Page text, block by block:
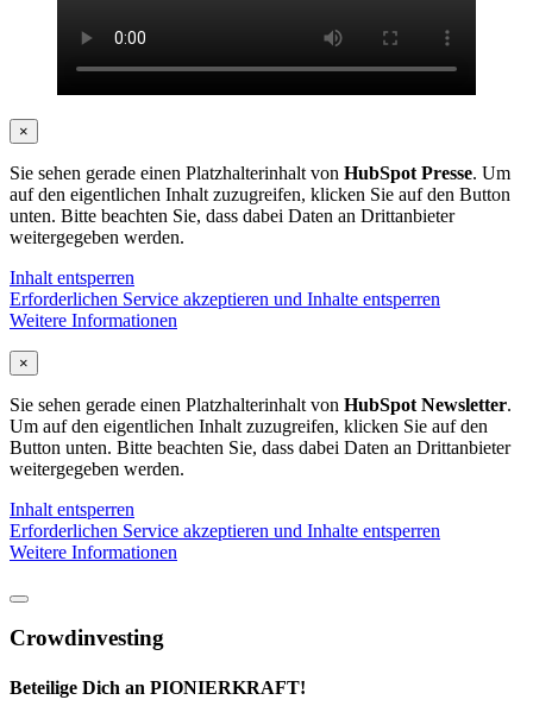
×
Sie sehen gerade einen Platzhalterinhalt von HubSpot Presse. Um
auf den eigentlichen Inhalt zuzugreifen, klicken Sie auf den Button
unten. Bitte beachten Sie, dass dabei Daten an Drittanbieter
weitergegeben werden.
Inhalt entsperren
Erforderlichen Service akzeptieren und Inhalte entsperren
Weitere Informationen
×
Sie sehen gerade einen Platzhalterinhalt von HubSpot Newsletter.
Um auf den eigentlichen Inhalt zuzugreifen, klicken Sie auf den
Button unten. Bitte beachten Sie, dass dabei Daten an Drittanbieter
weitergegeben werden.
Inhalt entsperren
Erforderlichen Service akzeptieren und Inhalte entsperren
Weitere Informationen
Crowdinvesting
Beteilige Dich an PIONIERKRAFT!